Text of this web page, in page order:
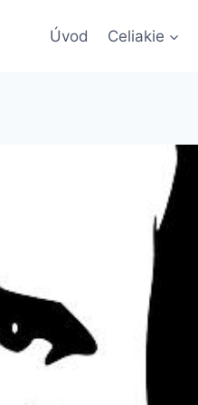
Úvod Celiakie